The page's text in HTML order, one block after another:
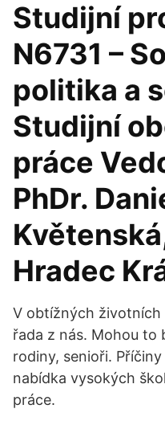
Studijní
N6731 –
politika a
Studijní
práce
PhDr.
Hradec
V obtížných životních
řada z nás. Mohou to
rodiny, senioři.
nabídka vysokých
práce.